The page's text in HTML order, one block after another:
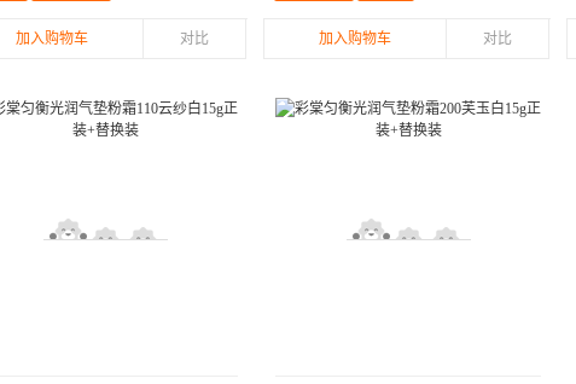
加入购物车 对比 加入购物车 对比